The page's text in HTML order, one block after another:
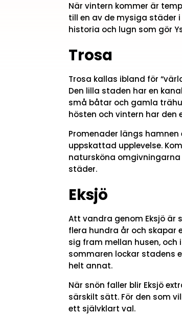
När vintern kommer är
till en av de mysiga städer
historia och lugn som gör
Trosa
Trosa kallas ibland för
Den lilla staden har en
små båtar och gamla
hösten och vintern har den
Promenader längs
uppskattad upplevelse.
natursköna
städer.
Eksjö
Att vandra genom Eksjö är
flera hundra år och skapar
sig fram mellan husen,
sommaren lockar stadens
helt annat.
När snön faller blir Eksjö
särskilt sätt. För den som
ett självklart val.